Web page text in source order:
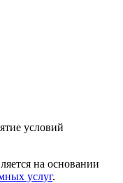
условий
на основании
услуг.